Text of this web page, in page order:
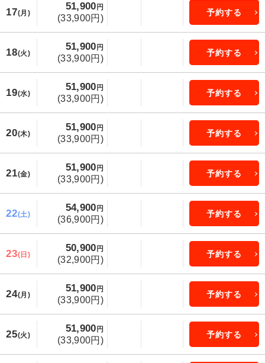
17(月)
51,900 円
(33,900円)
予約する
18(火)
51,900 円
(33,900円)
予約する
19(水)
51,900 円
(33,900円)
予約する
20(木)
51,900 円
(33,900円)
予約する
21(金)
51,900 円
(33,900円)
予約する
22(土)
54,900 円
(36,900円)
予約する
23(日)
50,900 円
(32,900円)
予約する
24(月)
51,900 円
(33,900円)
予約する
25(火)
51,900 円
(33,900円)
予約する